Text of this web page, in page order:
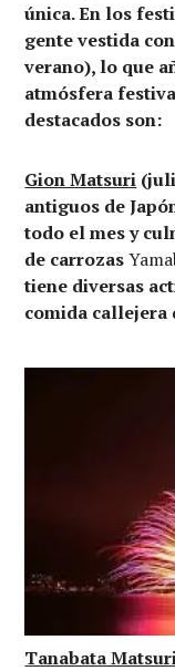
única. En los
gente vestida
verano), lo que
atmósfera
destacados son:
Gion Matsuri
antiguos de
todo el mes y
de carrozas
tiene diversas
comida callejera
Tanabata